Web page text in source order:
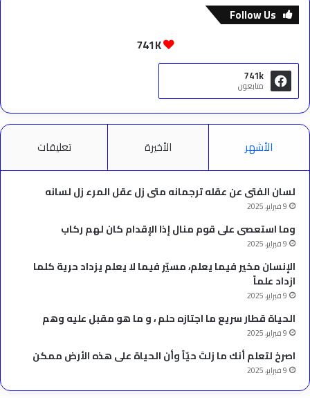
Follow Us
741K
741k
متابعون
الأشهر الأخيرة تعليقات
لسان الفتى عن عقله ترجمانه متى زل عقل المرء زل لسانه
9 فبراير، 2025
وما استعصى على قوم منال إذا الإقدام كان لهم ركاب
9 فبراير، 2025
الإنسان مخير فيما يعلم، مسيّر فيما لا يعلم يزداد حرية كلما
ازداد علماً
9 فبراير، 2025
الحياة قطار سريع ما اجتازه حلم ، و ما هو مقبل عليه وهم
9 فبراير، 2025
‫اصرخ لتعلم أنك ما زلتَ حيّاً وأن الحياة على هذه الأرض ممكن
9 فبراير، 2025